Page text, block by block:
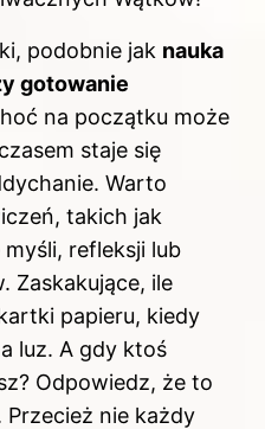
podobnie jak nauka
gotowanie
na początku może
staje się
Warto
takich jak
refleksji lub
Zaskakujące, ile
papieru, kiedy
luz. A gdy ktoś
Odpowiedz, że to
nie każdy